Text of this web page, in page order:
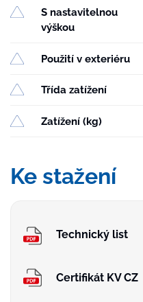
S nastavitelnou
výškou
Použití v exteriéru
Třída zatížení
Zatížení (kg)
Ke stažení
Technický list
Certifikát KV CZ